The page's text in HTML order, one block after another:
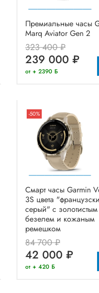
Премиальные часы
Marq Aviator Gen 2
323 400 ₽
239 000 ₽
от + 2390 Б
-50%
Смарт часы Garmin
3S цвета
серый" с золотистым
безелем и кожаным
ремешком
84 700 ₽
42 000 ₽
от + 420 Б